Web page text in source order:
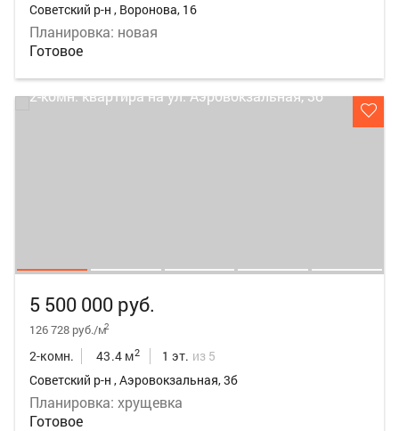
Советский р-н , Воронова, 16
Планировка: новая
Готовое
5 500 000 руб.
126 728 руб./м2
2-комн. 43.4 м2 1 эт. из 5
Советский р-н , Аэровокзальная, 3б
Планировка: хрущевка
Готовое